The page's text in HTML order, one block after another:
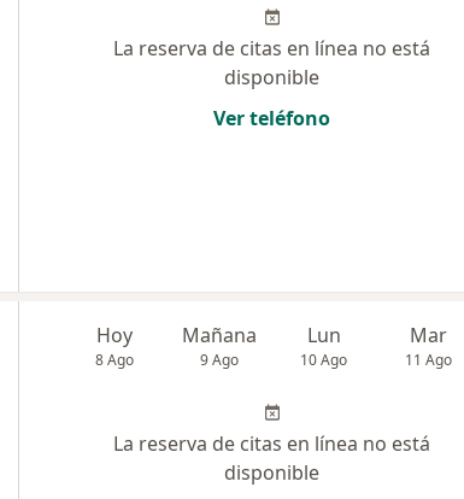
La reserva de citas en línea no está
disponible
Ver teléfono
Hoy
8 Ago
Mañana
9 Ago
Lun
10 Ago
Mar
11 Ago
La reserva de citas en línea no está
disponible